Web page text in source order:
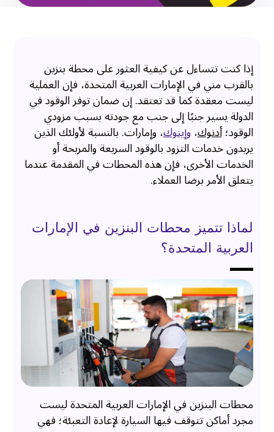
إذا كنت تتساءل عن كيفية العثور على محطة بنزين
بالقرب مني في الإمارات العربية المتحدة، فإن العملية
ليست معقدة كما قد تعتقد. إن ضمان توفر الوقود في
الدولة يسير جنبًا إلى جنب مع جودته بسبب مزودي
الوقود؛أدنوك، وإينوك، وإمارات. بالنسبة لأولئك الذين
يريدون خدمات التزود بالوقود السريعة والمريحة أو
الخدمات الأخرى، فإن هذه المحطات في المقدمة عندما
يتعلق الأمر برضا العملاء.
لماذا تتميز محطات البنزين في الإمارات
العربية المتحدة؟
محطات البنزين في الإمارات العربية المتحدة ليست
مجرد أماكن تتوقف فيها السيارة لإعادة التعبئة؛ فهي